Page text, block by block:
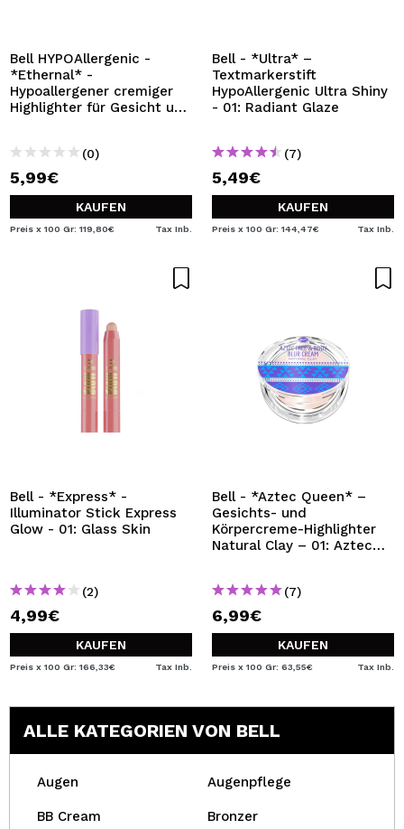
Bell HYPOAllergenic -
*Ethernal* -
Hypoallergener cremiger
Highlighter für Gesicht und
(0)
5,99€
KAUFEN
Preis x 100 Gr: 119,80€ Tax Inb.
Bell - *Ultra* –
Textmarkerstift
HypoAllergenic Ultra Shiny
- 01: Radiant Glaze
(7)
5,49€
KAUFEN
Preis x 100 Gr: 144,47€ Tax Inb.
Bell - *Express* -
Illuminator Stick Express
Glow - 01: Glass Skin
(2)
4,99€
KAUFEN
Preis x 100 Gr: 166,33€ Tax Inb.
Bell - *Aztec Queen* –
Gesichts- und
Körpercreme-Highlighter
Natural Clay – 01: Aztec
(7)
6,99€
KAUFEN
Preis x 100 Gr: 63,55€ Tax Inb.
ALLE KATEGORIEN VON BELL
Augen Augenpflege
BB Cream Bronzer